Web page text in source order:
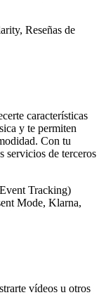
Reseñas de
características
y te permiten
Con tu
servicios de terceros
Tracking)
Mode, Klarna,
vídeos u otros